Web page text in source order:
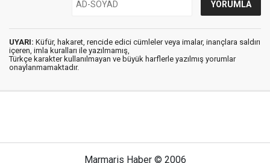
UYARI: Küfür, hakaret, rencide edici cümleler veya imalar, inançlara saldırı
içeren, imla kuralları ile yazılmamış,
Türkçe karakter kullanılmayan ve büyük harflerle yazılmış yorumlar
onaylanmamaktadır.
Marmaris Haber © 2006